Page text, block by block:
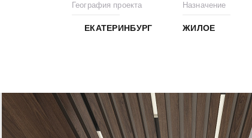
География проекта
ЕКАТЕРИНБУРГ
Назначение
ЖИЛОЕ